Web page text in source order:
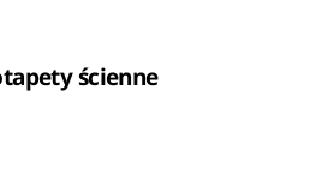
ścienne